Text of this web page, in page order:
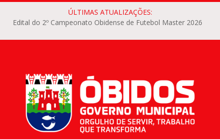
ÚLTIMAS ATUALIZAÇÕES:
Edital do 2º Campeonato Obidense de Futebol Master 2026